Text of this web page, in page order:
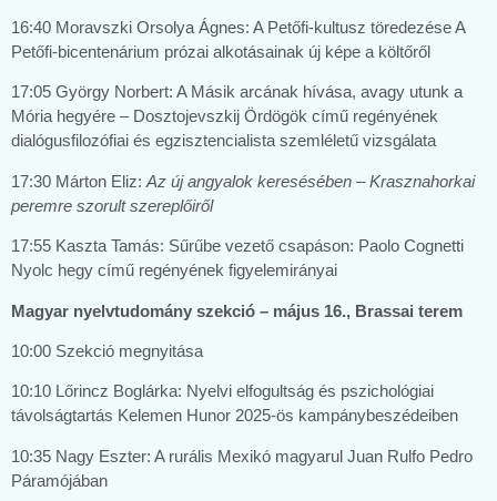
16:40 Moravszki Orsolya Ágnes: A Petőfi-kultusz töredezése A
Petőfi-bicentenárium prózai alkotásainak új képe a költőről
17:05 György Norbert: A Másik arcának hívása, avagy utunk a
Mória hegyére – Dosztojevszkij Ördögök című regényének
dialógusfilozófiai és egzisztencialista szemléletű vizsgálata
17:30 Márton Eliz: Az új angyalok keresésében – Krasznahorkai
peremre szorult szereplőiről
17:55 Kaszta Tamás: Sűrűbe vezető csapáson: Paolo Cognetti
Nyolc hegy című regényének figyelemirányai
Magyar nyelvtudomány szekció – május 16., Brassai terem
10:00 Szekció megnyitása
10:10 Lőrincz Boglárka: Nyelvi elfogultság és pszichológiai
távolságtartás Kelemen Hunor 2025-ös kampánybeszédeiben
10:35 Nagy Eszter: A rurális Mexikó magyarul Juan Rulfo Pedro
Páramójában